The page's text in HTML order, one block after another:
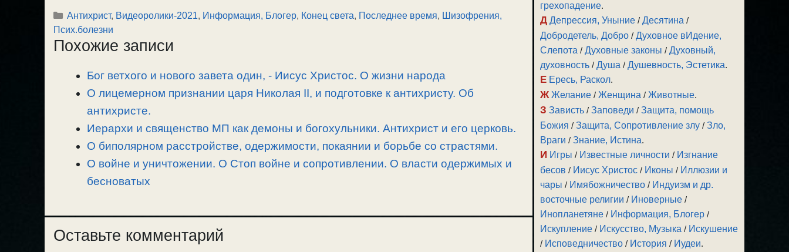
p
y
L
l
e
g
a
m
c
e
b
o
k
п
а
и
т
ь
Рубрики
Антихрист, Видеоролики-2021, Информация, Блогер, Конец света, Последнее время, Шизофрения,
Псих.болезни
Похожие записи
Бог ветхого и нового завета один, -­ Иисус Христос. О жизни народа
О лицемерном признании царя Николая II, и подготовке к антихристу. Об
антихристе.
Иерархи и священство МП как демоны и богохульники. Антихрист и его церковь.
О биполярном расстройстве, одержимости, покаянии и борьбе со страстями.
О войне и уничтожении. О Стоп войне и сопротивлении. О власти одержимых и
бесноватых
Оставьте комментарий
грехопадение.
Д Депрессия, Уныние /Десятина /
Добродетель, Добро /Духовное вИдение,
Слепота /Духовные законы /Духовный,
духовность /Душа /Душевность, Эстетика.
Е Ересь, Раскол.
Ж Желание /Женщина /Животные.
З Зависть /Заповеди /Защита, помощь
Божия /Защита, Сопротивление злу /Зло,
Враги /Знание, Истина.
И Игры / Известные личности / Изгнание
бесов / Иисус Христос / Иконы / Иллюзии и
чары / Имябожничество / Индуизм и др.
восточные религии / Иноверные /
Инопланетяне / Информация, Блогер /
Искупление / Искусство, Музыка / Искушение
/ Исповедничество / История / Иудеи.